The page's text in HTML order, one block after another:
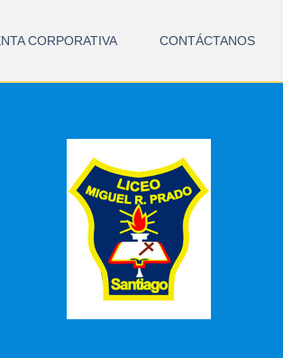
CORPORATIVA CONTÁCTANOS